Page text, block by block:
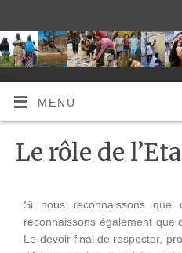
MENU
Le rôle de
Si nous reconnaissons que
reconnaissons également que
Le devoir final de respecter,